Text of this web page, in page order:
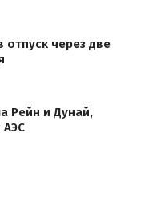
отпуск через две
Рейн и Дунай,
АЭС